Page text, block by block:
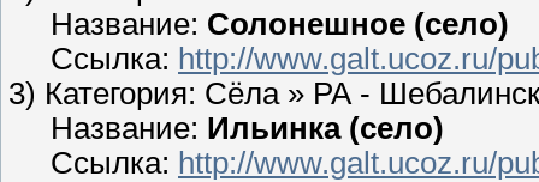
Название: Солонешное (село)
Ссылка: http://www.galt.ucoz.ru/
3) Категория: Сёла » РА -
Название: Ильинка (село)
Ссылка: http://www.galt.ucoz.ru/